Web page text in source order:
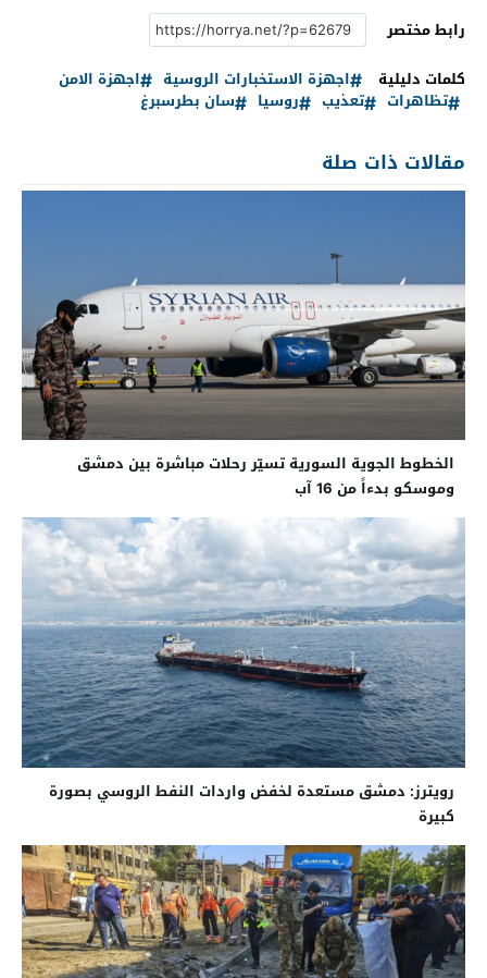
رابط مختصر
كلمات دليلية
اجهزة الاستخبارات الروسية
اجهزة الامن
تظاهرات
تعذيب روسيا سان بطرسبرغ
مقالات ذات صلة
الخطوط الجوية السورية تسيّر رحلات مباشرة بين دمشق
وموسكو بدءاً من 16 آب
رويترز: دمشق مستعدة لخفض واردات النفط الروسي بصورة
كبيرة